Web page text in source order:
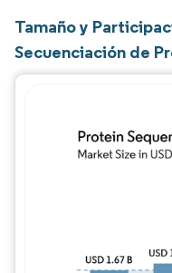
Tamaño y
Secuenciación de